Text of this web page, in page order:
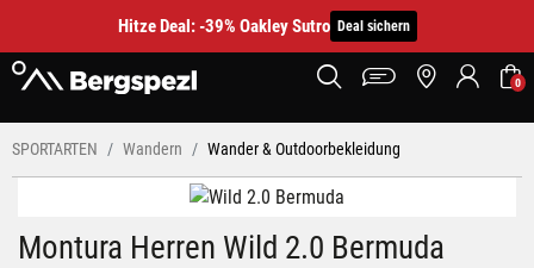
Hitze Deal: -39% Oakley Sutro Deal sichern
0
SPORTARTEN Wandern Wander & Outdoorbekleidung
Montura Herren Wild 2.0 Bermuda